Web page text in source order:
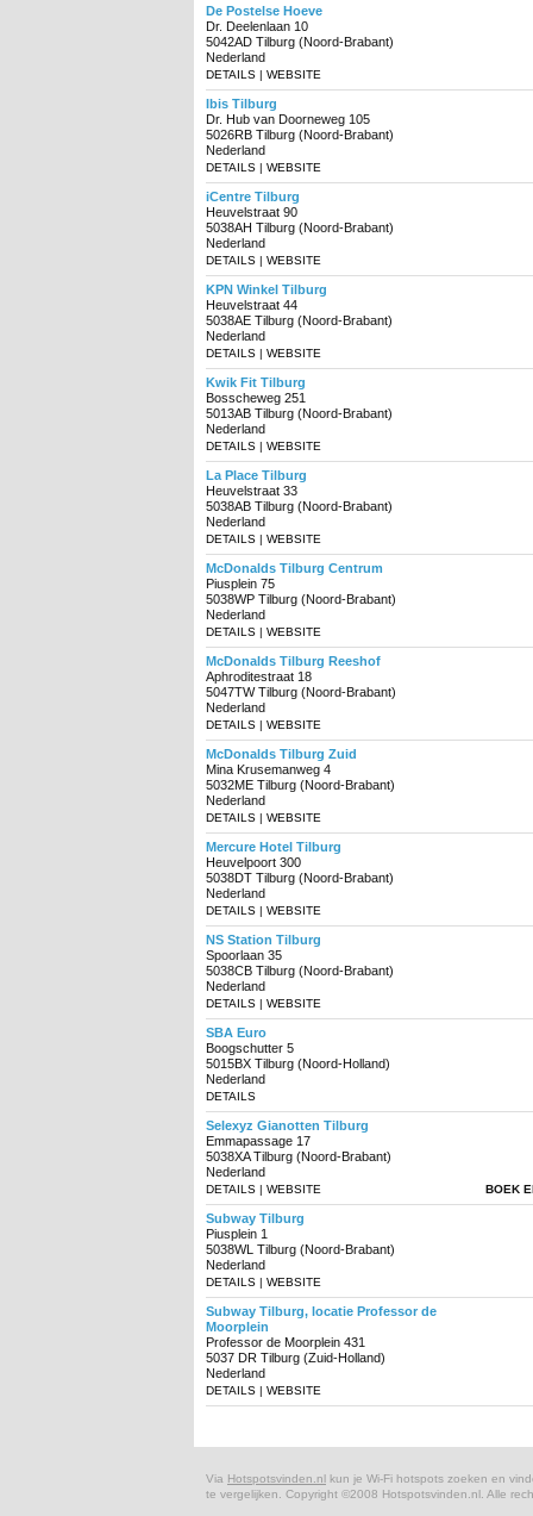
De Postelse Hoeve
Dr. Deelenlaan 10
5042AD Tilburg (Noord-Brabant)
Nederland
DETAILS | WEBSITE
Ibis Tilburg
Dr. Hub van Doorneweg 105
5026RB Tilburg (Noord-Brabant)
Nederland
DETAILS | WEBSITE
iCentre Tilburg
Heuvelstraat 90
5038AH Tilburg (Noord-Brabant)
Nederland
DETAILS | WEBSITE
KPN Winkel Tilburg
Heuvelstraat 44
5038AE Tilburg (Noord-Brabant)
Nederland
DETAILS | WEBSITE
Kwik Fit Tilburg
Bosscheweg 251
5013AB Tilburg (Noord-Brabant)
Nederland
DETAILS | WEBSITE
La Place Tilburg
Heuvelstraat 33
5038AB Tilburg (Noord-Brabant)
Nederland
DETAILS | WEBSITE
McDonalds Tilburg Centrum
Piusplein 75
5038WP Tilburg (Noord-Brabant)
Nederland
DETAILS | WEBSITE
McDonalds Tilburg Reeshof
Aphroditestraat 18
5047TW Tilburg (Noord-Brabant)
Nederland
DETAILS | WEBSITE
McDonalds Tilburg Zuid
Mina Krusemanweg 4
5032ME Tilburg (Noord-Brabant)
Nederland
DETAILS | WEBSITE
Mercure Hotel Tilburg
Heuvelpoort 300
5038DT Tilburg (Noord-Brabant)
Nederland
DETAILS | WEBSITE
NS Station Tilburg
Spoorlaan 35
5038CB Tilburg (Noord-Brabant)
Nederland
DETAILS | WEBSITE
SBA Euro
Boogschutter 5
5015BX Tilburg (Noord-Holland)
Nederland
DETAILS
Selexyz Gianotten Tilburg
Emmapassage 17
5038XA Tilburg (Noord-Brabant)
Nederland
DETAILS | WEBSITE BOEK
Subway Tilburg
Piusplein 1
5038WL Tilburg (Noord-Brabant)
Nederland
DETAILS | WEBSITE
Subway Tilburg, locatie Professor de
Moorplein
Professor de Moorplein 431
5037 DR Tilburg (Zuid-Holland)
Nederland
DETAILS | WEBSITE
Via Hotspotsvinden.nl kun je Wi-Fi hotspots zoeken en
te vergelijken. Copyright ©2008 Hotspotsvinden.nl. Alle